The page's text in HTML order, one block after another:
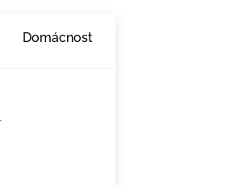
Domácnost